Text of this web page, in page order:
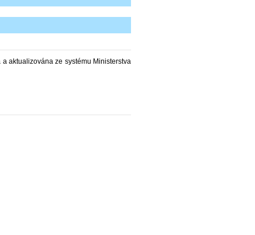
aktualizována ze systému Ministerstva